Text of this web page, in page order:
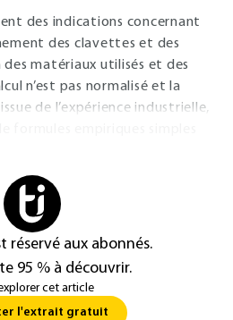
des indications concernant
des clavettes et des
matériaux utilisés et des
n’est pas normalisé et la
de l’expérience industrielle,
réservé aux abonnés.
95 % à découvrir.
cet article
l'extrait gratuit